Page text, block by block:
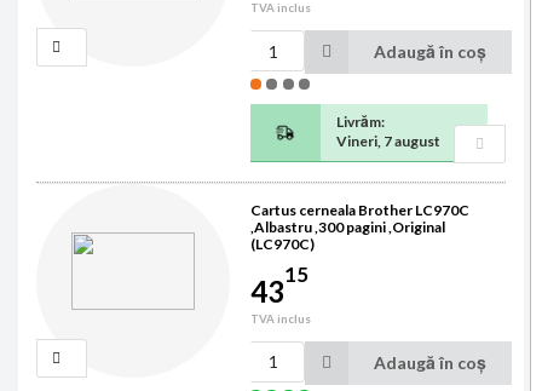
TVA inclus
Adaugă în coș
Livrăm:
Vineri, 7 august
Cartus cerneala Brother LC970C
,Albastru ,300 pagini ,Original
(LC970C)
4315
TVA inclus
Adaugă în coș